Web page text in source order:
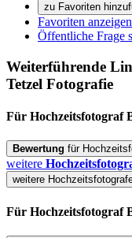
zu Favoriten
Favoriten anzeigen
Öffentliche Frage
Weiterführende
Tetzel Fotografie
Für Hochzeitsfotograf
Bewertung für
weitere
weitere
Für Hochzeitsfotograf